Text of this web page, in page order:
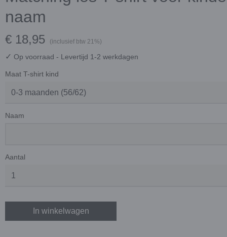
naam
€ 18,95 (inclusief btw 21%)
✓ Op voorraad - Levertijd 1-2 werkdagen
Maat T-shirt kind
Naam
Aantal
In winkelwagen